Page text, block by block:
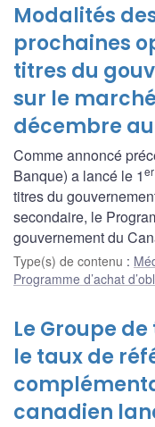
Modalités
prochaines
titres du
sur le
décembre
Comme annoncé
Banque) a lancé le 1er
titres du
secondaire, le
gouvernement du
Type(s) de contenu :
Programme d’achat
Le Groupe
le taux de
canadien